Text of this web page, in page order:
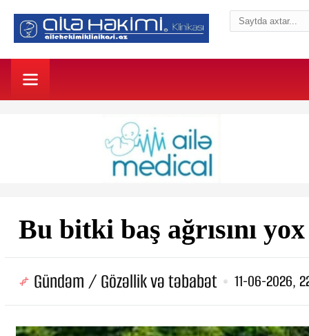
Bu bitki baş ağrısını
Gündəm / Gözəllik və təbabət 11-06-2026,